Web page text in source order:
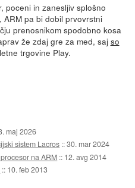
poceni in zanesljiv splošno
pa bi dobil prvovrstni
prenosnikom spodobno kosa
že zdaj gre za med, sajso
trgovine Play.
maj 2026
sistem Lacros ::30. mar 2024
na ARM :: 12. avg 2014
:: 10. feb 2013